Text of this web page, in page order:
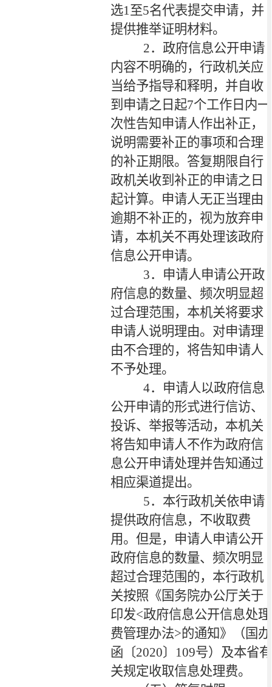
选1至5名代表提交申请，并
提供推举证明材料。
2．政府信息公开申请
内容不明确的，行政机关应
当给予指导和释明，并自收
到申请之日起7个工作日内一
次性告知申请人作出补正，
说明需要补正的事项和合理
的补正期限。答复期限自行
政机关收到补正的申请之日
起计算。申请人无正当理由
逾期不补正的，视为放弃申
请，本机关不再处理该政府
信息公开申请。
3．申请人申请公开政
府信息的数量、频次明显超
过合理范围，本机关将要求
申请人说明理由。对申请理
由不合理的，将告知申请人
不予处理。
4．申请人以政府信息
公开申请的形式进行信访、
投诉、举报等活动，本机关
将告知申请人不作为政府信
息公开申请处理并告知通过
相应渠道提出。
5．本行政机关依申请
提供政府信息，不收取费
用。但是，申请人申请公开
政府信息的数量、频次明显
超过合理范围的，本行政机
关按照《国务院办公厅关于
印发<政府信息公开信息处理
费管理办法>的通知》（国办
函〔2020〕 109号）及本省有
关规定收取信息处理费。